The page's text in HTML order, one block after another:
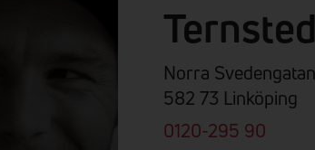
Norra
582 73 Linköping
0120-295 90